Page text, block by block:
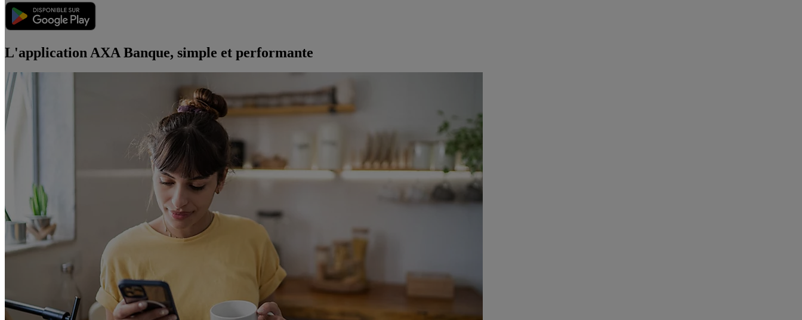
L'application AXA Banque, simple et performante